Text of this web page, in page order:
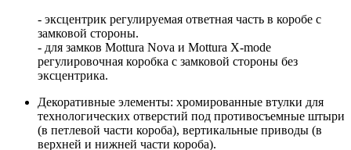
- эксцентрик регулируемая ответная часть в коробе с
замковой стороны.
- для замков Mottura Nova и Mottura X-mode
регулировочная коробка с замковой стороны без
эксцентрика.
Декоративные элементы: хромированные втулки для
технологических отверстий под противосъемные штыри
(в петлевой части короба), вертикальные приводы (в
верхней и нижней части короба).